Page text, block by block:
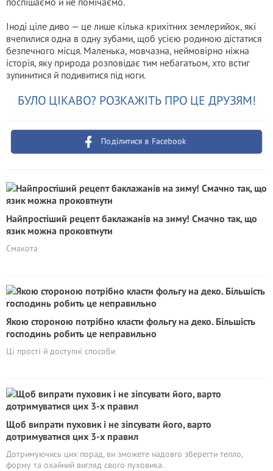
Іноді ціле диво — це лише кілька крихітних землерийок, які
вчепилися одна в одну зубами, щоб усією родиною дістатися
безпечного місця. Маленька, мовчазна, неймовірно ніжна
історія, яку природа розповідає тим небагатьом, хто встиг
зупинитися й подивитися під ноги.
БУЛО ЦІКАВО? РОЗКАЖІТЬ ПРО ЦЕ ДРУЗЯМ!
Поділитися в Facebook
Найпростіший рецепт баклажанів на зиму! Смачно так, що
язик можна проковтнути
Смакота
Якою стороною потрібно класти фольгу на деко. Більшість
господинь робить це неправильно
Ці прості й доступні способи
Щоб випрати пуховик і не зіпсувати його, варто
дотримуватися цих 3-х правил
Дотримуючись цих порад, ви зможете надовго зберегти тепло,
форму та охайний вигляд свого пуховика.